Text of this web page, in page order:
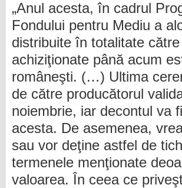
„Anul acesta, în cadrul
Fondului pentru Mediu a
distribuite în totalitate
achiziţionate până acum
româneşti. (…) Ultima
de către producătorul
noiembrie, iar decontul va
acesta. De asemenea,
sau vor deţine astfel de
termenele menţionate
valoarea. În ceea ce